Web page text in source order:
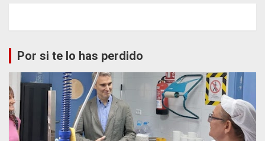
Por si te lo has perdido